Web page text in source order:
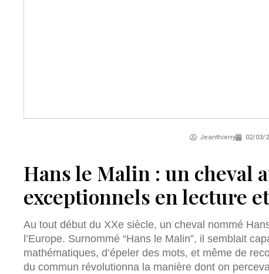
Jeanthierry 02/03/
Hans le Malin : un cheval
exceptionnels en lecture
Au tout début du XXe siècle, un cheval nommé
l’Europe. Surnommé “Hans le Malin”, il semblait
mathématiques, d’épeler des mots, et même de
du commun révolutionna la manière dont on